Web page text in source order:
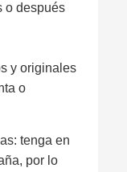
o después
y originales
o
tenga en
por lo